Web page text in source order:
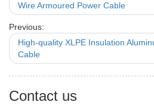
Wire Armoured Power Cable
Previous:
High-quality XLPE Insulation
Cable
Contact us